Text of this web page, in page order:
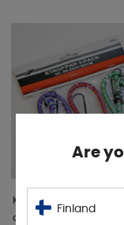
Kuminauhat 3 kpl. 30,
cm
Are
Finland